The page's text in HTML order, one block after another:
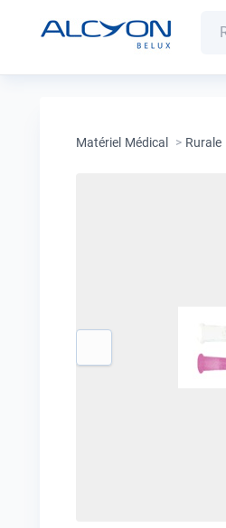
Matériel Médical > Rurale